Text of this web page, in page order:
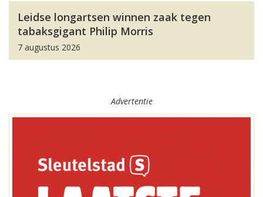
Leidse longartsen winnen zaak tegen
tabaksgigant Philip Morris
7 augustus 2026
Advertentie